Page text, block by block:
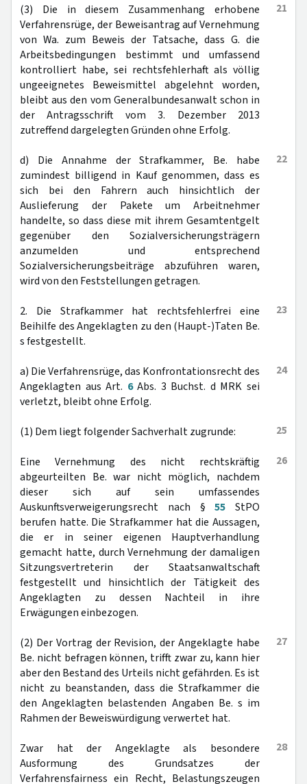
21
(3) Die in diesem Zusammenhang erhobene
Verfahrensrüge, der Beweisantrag auf Vernehmung
von Wa. zum Beweis der Tatsache, dass G. die
Arbeitsbedingungen bestimmt und umfassend
kontrolliert habe, sei rechtsfehlerhaft als völlig
ungeeignetes Beweismittel abgelehnt worden,
bleibt aus den vom Generalbundesanwalt schon in
der Antragsschrift vom 3. Dezember 2013
zutreffend dargelegten Gründen ohne Erfolg.
22
d) Die Annahme der Strafkammer, Be. habe
zumindest billigend in Kauf genommen, dass es
sich bei den Fahrern auch hinsichtlich der
Auslieferung der Pakete um Arbeitnehmer
handelte, so dass diese mit ihrem Gesamtentgelt
gegenüber den Sozialversicherungsträgern
anzumelden und entsprechend
Sozialversicherungsbeiträge abzuführen waren,
wird von den Feststellungen getragen.
23
2. Die Strafkammer hat rechtsfehlerfrei eine
Beihilfe des Angeklagten zu den (Haupt-)Taten Be.
s festgestellt.
24
a) Die Verfahrensrüge, das Konfrontationsrecht des
Angeklagten aus Art. 6Abs. 3 Buchst. d MRK sei
verletzt, bleibt ohne Erfolg.
25
(1) Dem liegt folgender Sachverhalt zugrunde:
26
Eine Vernehmung des nicht rechtskräftig
abgeurteilten Be. war nicht möglich, nachdem
dieser sich auf sein umfassendes
Auskunftsverweigerungsrecht nach §55 StPO
berufen hatte. Die Strafkammer hat die Aussagen,
die er in seiner eigenen Hauptverhandlung
gemacht hatte, durch Vernehmung der damaligen
Sitzungsvertreterin der Staatsanwaltschaft
festgestellt und hinsichtlich der Tätigkeit des
Angeklagten zu dessen Nachteil in ihre
Erwägungen einbezogen.
27
(2) Der Vortrag der Revision, der Angeklagte habe
Be. nicht befragen können, trifft zwar zu, kann hier
aber den Bestand des Urteils nicht gefährden. Es ist
nicht zu beanstanden, dass die Strafkammer die
den Angeklagten belastenden Angaben Be. s im
Rahmen der Beweiswürdigung verwertet hat.
28
Zwar hat der Angeklagte als besondere
Ausformung des Grundsatzes der
Verfahrensfairness ein Recht, Belastungszeugen